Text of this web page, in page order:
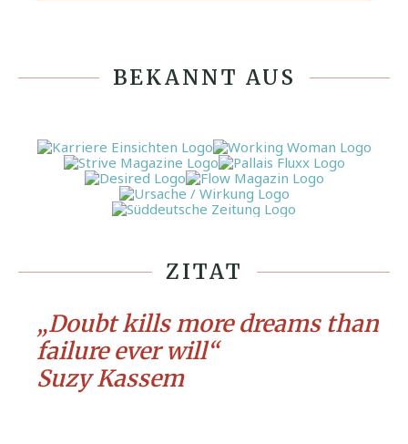
BEKANNT AUS
ZITAT
„Doubt kills more dreams than
failure ever will“
Suzy Kassem